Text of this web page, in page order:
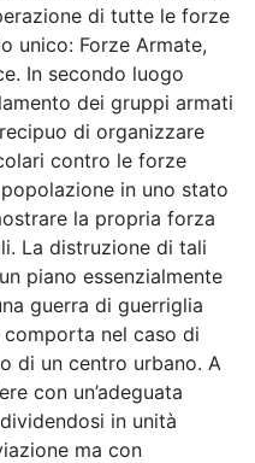
di tutte le forze
unico: Forze Armate,
In secondo luogo
dei gruppi armati
di organizzare
contro le forze
in uno stato
la propria forza
La distruzione di tali
piano essenzialmente
guerra di guerriglia
nel caso di
di un centro urbano. A
con un’adeguata
in unità
ma con